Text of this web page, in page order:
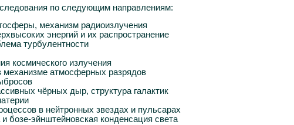
по следующим направлениям:
механизм радиоизлучения
энергий и их распространение
турбулентности
космического излучения
механизме атмосферных разрядов
чёрных дыр, структура галактик
в нейтронных звездах и пульсарах
бозе-эйнштейновская конденсация света